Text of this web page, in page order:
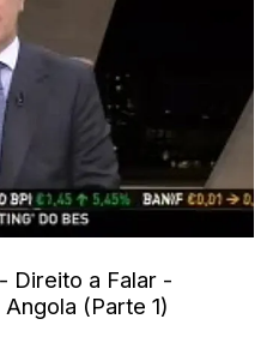
Direito a Falar -
(Parte 1)